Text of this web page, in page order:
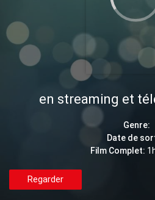
en streaming et
Genre:
Date de
Film Complet:
Regarder